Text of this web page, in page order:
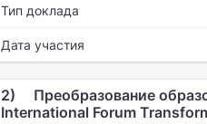
Тип доклада
Дата участия
2)
Преобразование
International Forum